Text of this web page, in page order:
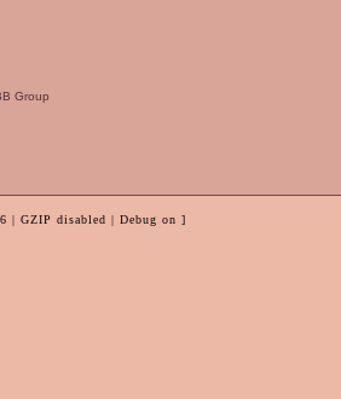
Group
| GZIP disabled | Debug on ]